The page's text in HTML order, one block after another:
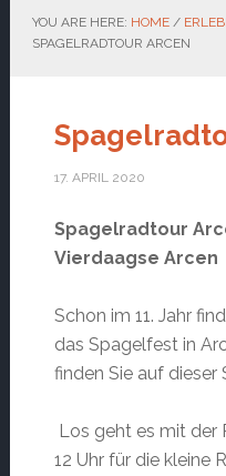
YOU ARE HERE: HOME /
SPAGELRADTOUR ARCEN
17. APRIL 2020
Spagelradtour
Vierdaagse Arcen
Schon im 11. Jahr
das Spagelfest in
finden Sie auf dieser
Los geht es mit der
12 Uhr für die kleine